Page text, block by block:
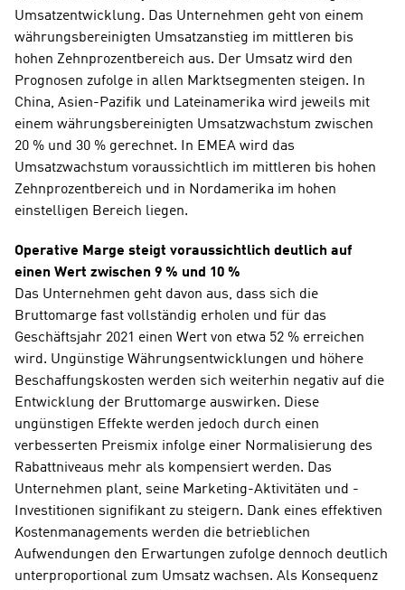
Umsatzentwicklung. Das Unternehmen geht von einem
währungsbereinigten Umsatzanstieg im mittleren bis
hohen Zehnprozentbereich aus. Der Umsatz wird den
Prognosen zufolge in allen Marktsegmenten steigen. In
China, Asien-Pazifik und Lateinamerika wird jeweils mit
einem währungsbereinigten Umsatzwachstum zwischen
20 % und 30 % gerechnet. In EMEA wird das
Umsatzwachstum voraussichtlich im mittleren bis hohen
Zehnprozentbereich und in Nordamerika im hohen
einstelligen Bereich liegen.
Operative Marge steigt voraussichtlich deutlich auf
einen Wert zwischen 9 % und 10 %
Das Unternehmen geht davon aus, dass sich die
Bruttomarge fast vollständig erholen und für das
Geschäftsjahr 2021 einen Wert von etwa 52 % erreichen
wird. Ungünstige Währungsentwicklungen und höhere
Beschaffungskosten werden sich weiterhin negativ auf die
Entwicklung der Bruttomarge auswirken. Diese
ungünstigen Effekte werden jedoch durch einen
verbesserten Preismix infolge einer Normalisierung des
Rabattniveaus mehr als kompensiert werden. Das
Unternehmen plant, seine Marketing-Aktivitäten und -
Investitionen signifikant zu steigern. Dank eines effektiven
Kostenmanagements werden die betrieblichen
Aufwendungen den Erwartungen zufolge dennoch deutlich
unterproportional zum Umsatz wachsen. Als Konsequenz